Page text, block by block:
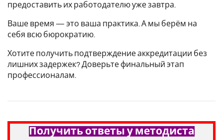
предоставить их работодателю уже завтра.
Ваше время — это ваша практика. А мы берём на
себя всю бюрократию.
Хотите получить подтверждение аккредитации без
лишних задержек? Доверьте финальный этап
профессионалам.
Получить ответы у методиста